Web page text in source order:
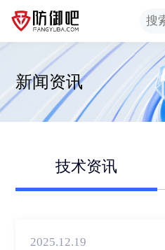
新闻资讯
技术资讯
2025.12.19